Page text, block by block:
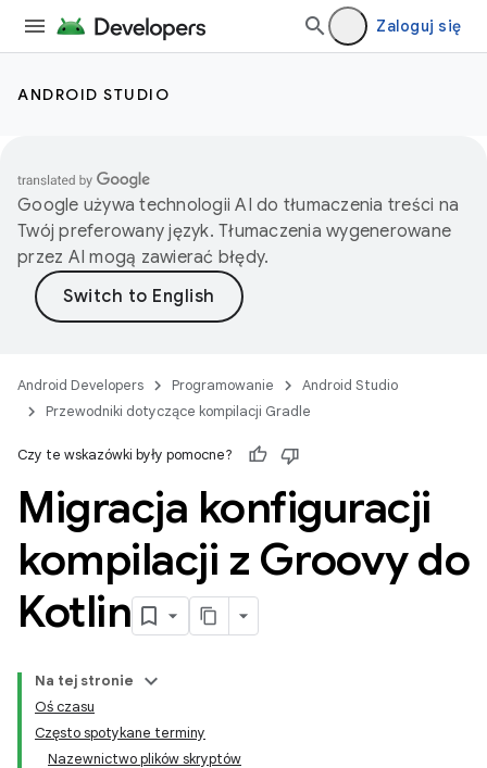
Zaloguj się
ANDROID STUDIO
Google używa technologii AI do tłumaczenia treści na
Twój preferowany język. Tłumaczenia wygenerowane
przez AI mogą zawierać błędy.
Android Developers Programowanie
Android Studio
Przewodniki dotyczące kompilacji Gradle
Czy te wskazówki były pomocne?
Migracja konfiguracji
kompilacji z Groovy do
Kotlin
Na tej stronie
Oś czasu
Często spotykane terminy
Nazewnictwo plików skryptów